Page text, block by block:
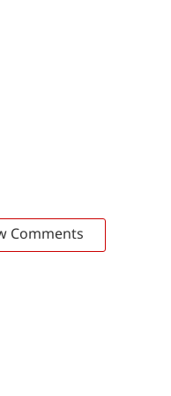
Comments